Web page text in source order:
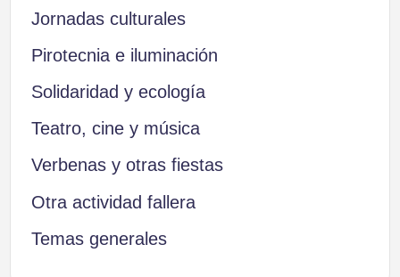
Jornadas culturales
Pirotecnia e iluminación
Solidaridad y ecología
Teatro, cine y música
Verbenas y otras fiestas
Otra actividad fallera
Temas generales